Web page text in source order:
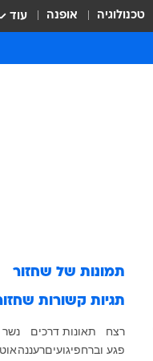
טכנולוגיה אופנה עוד
תמונות של שחזור
תגיות קשורות
רצח תאונות דרכים נשר
פגע וברחפיגועיםרעננה